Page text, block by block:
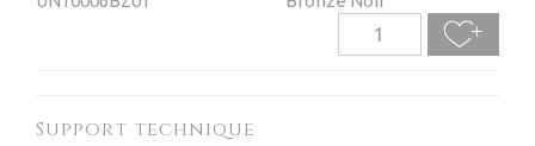
Support technique